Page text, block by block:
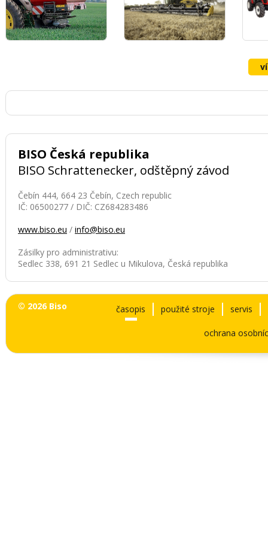
konkurují révě či
ovocným stromům o
vodu a živiny. Zároveň
je zde vyšší riziko
načasování a vhodně
BISO Česká republika
BISO Schrattenecker, odštěpný závod
Čebín 444, 664 23 Čebín, Czech republic
IČ: 06500277 / DIČ: CZ684283486
www.biso.eu / info@biso.eu
Zásilky pro administrativu:
Sedlec 338, 691 21 Sedlec u Mikulova, Česká republika
© 2026 Biso časopis použité stroje servis
ochrana